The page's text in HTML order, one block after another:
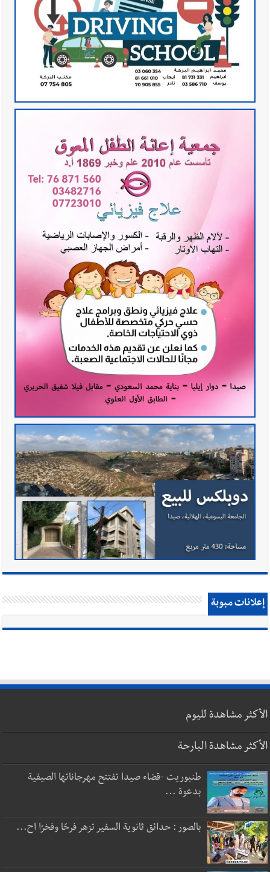
إعلانات مبوبة
الأكثر مشاهدة لليوم
الأكثر مشاهدة البارحة
طنبوريت -قضاء صيدا تفتتح مهرجاناتها الصيفية
بدعوة ...
بالصور : حدائق ثانوية السفير تزهر فرحًا وفخرًا اح...